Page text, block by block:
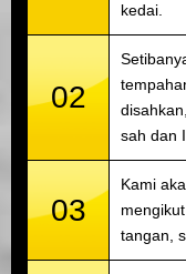
kedai.
02
sah dan
03
Kami
tangan,